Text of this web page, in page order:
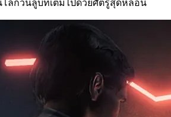
โลกวนลูบที่เต็มไปด้วยศัตรูสุดหลอน